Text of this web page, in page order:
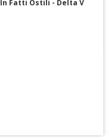
In Fatti Ostili - Delta V